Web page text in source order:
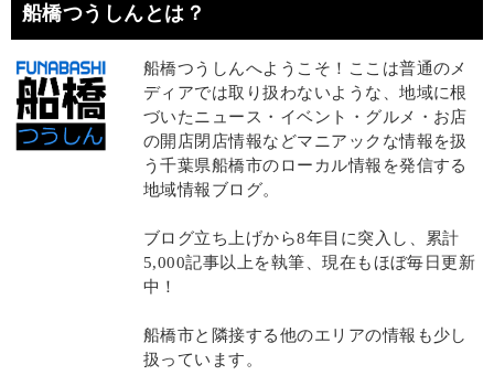
船橋つうしんとは？
船橋つうしんへようこそ！ここは普通のメ
ディアでは取り扱わないような、地域に根
づいたニュース・イベント・グルメ・お店
の開店閉店情報などマニアックな情報を扱
う千葉県船橋市のローカル情報を発信する
地域情報ブログ。
ブログ立ち上げから8年目に突入し、累計
5,000記事以上を執筆、現在もほぼ毎日更新
中！
船橋市と隣接する他のエリアの情報も少し
扱っています。